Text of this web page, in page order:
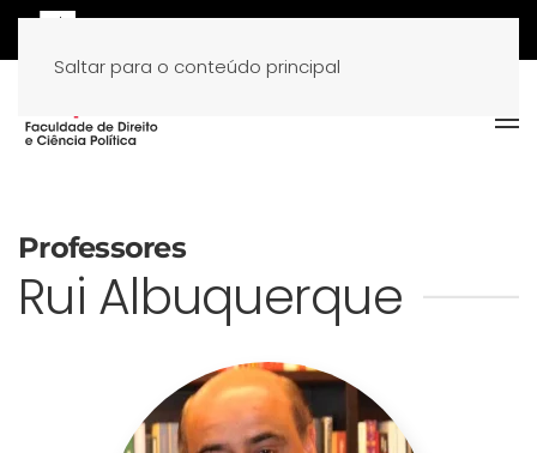
Saltar para o conteúdo principal
Professores
Rui Albuquerque